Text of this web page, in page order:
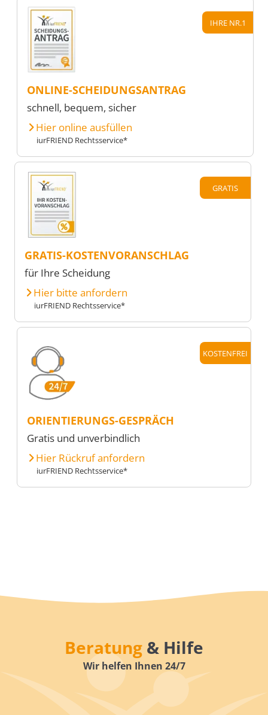
IHRE NR.1
ONLINE-SCHEIDUNGSANTRAG
schnell, bequem, sicher
Hier online ausfüllen
iurFRIEND Rechtsservice*
GRATIS
GRATIS-KOSTENVORANSCHLAG
für Ihre Scheidung
Hier bitte anfordern
iurFRIEND Rechtsservice*
KOSTENFREI
ORIENTIERUNGS-GESPRÄCH
Gratis und unverbindlich
Hier Rückruf anfordern
iurFRIEND Rechtsservice*
Beratung & Hilfe
Wir helfen Ihnen 24/7